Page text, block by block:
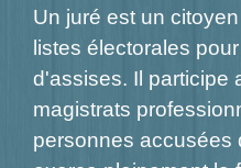
Un juré est un
listes électorales
d'assises. Il participe
magistrats
personnes accusées